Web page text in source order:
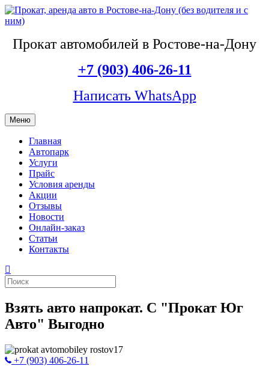
Прокат автомобилей в Ростове-на-Дону
+7 (903) 406-26-11
Написать WhatsApp
Меню
Главная
Автопарк
Услуги
Прайс
Условия аренды
Акции
Отзывы
Новости
Онлайн-заказ
Статьи
Контакты
Взять авто напрокат. С "Прокат Юг
Авто" Выгодно
+7 (903) 406-26-11